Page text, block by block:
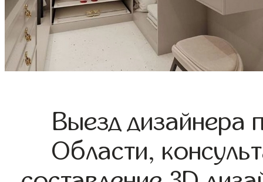
Выезд дизайнера
Области,